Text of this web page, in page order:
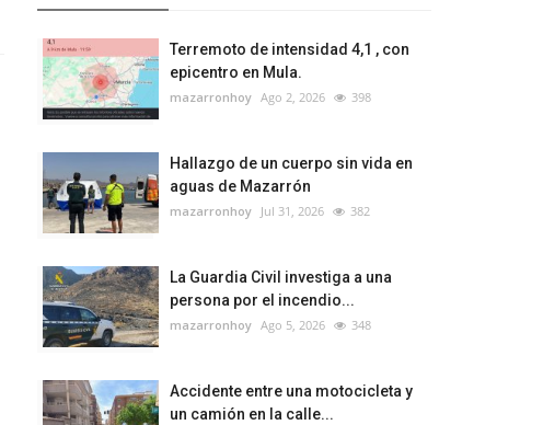
Terremoto de intensidad 4,1 , con
epicentro en Mula.
mazarronhoy Ago 2, 2026 398
Hallazgo de un cuerpo sin vida en
aguas de Mazarrón
mazarronhoy Jul 31, 2026 382
La Guardia Civil investiga a una
persona por el incendio...
mazarronhoy Ago 5, 2026 348
Accidente entre una motocicleta y
un camión en la calle...